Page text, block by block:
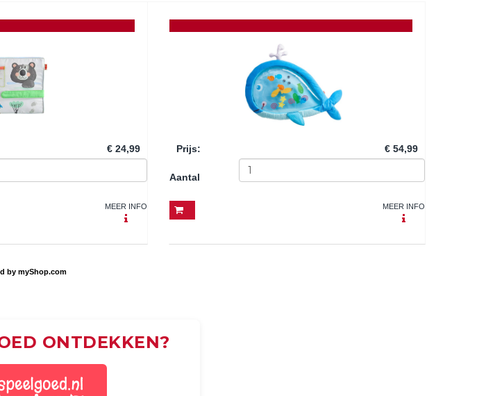
€ 24,99
MEER INFO
Prijs: € 54,99
Aantal
MEER INFO
by myShop.com
ONTDEKKEN?